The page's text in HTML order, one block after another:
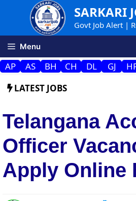
SARKARI
Govt Job Alert |
Menu
AP AS BH CH DL GJ
LATEST JOBS
Telangana
Officer
Apply Online